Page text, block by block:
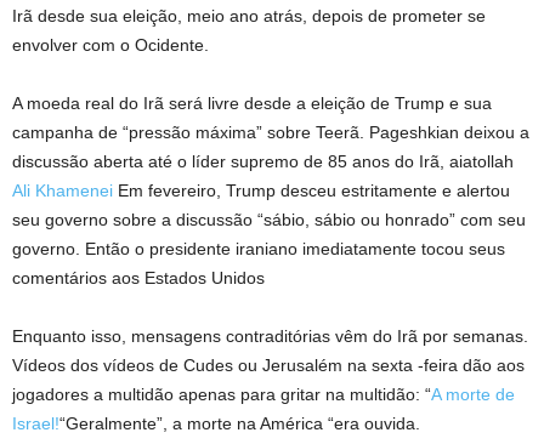
Irã desde sua eleição, meio ano atrás, depois de prometer se
envolver com o Ocidente.
A moeda real do Irã será livre desde a eleição de Trump e sua
campanha de “pressão máxima” sobre Teerã. Pageshkian deixou a
discussão aberta até o líder supremo de 85 anos do Irã, aiatollah
Ali Khamenei Em fevereiro, Trump desceu estritamente e alertou
seu governo sobre a discussão “sábio, sábio ou honrado” com seu
governo. Então o presidente iraniano imediatamente tocou seus
comentários aos Estados Unidos
Enquanto isso, mensagens contraditórias vêm do Irã por semanas.
Vídeos dos vídeos de Cudes ou Jerusalém na sexta -feira dão aos
jogadores a multidão apenas para gritar na multidão: “A morte de
Israel!“Geralmente”, a morte na América “era ouvida.